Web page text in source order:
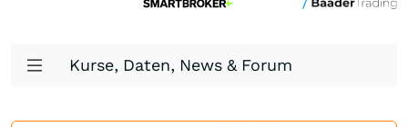
Kurse, Daten, News & Forum